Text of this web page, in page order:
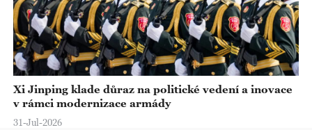
Xi Jinping klade důraz na politické vedení a inovace
v rámci modernizace armády
31-Jul-2026